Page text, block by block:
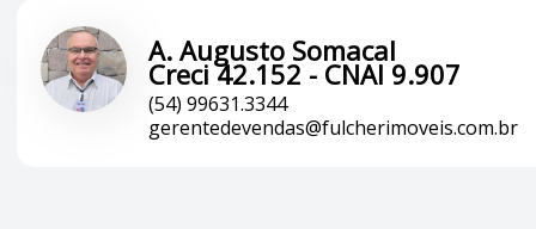
A. Augusto Somacal
Creci 42.152 - CNAI 9.907
(54) 99631.3344
gerentedevendas@fulcherimoveis.com.br